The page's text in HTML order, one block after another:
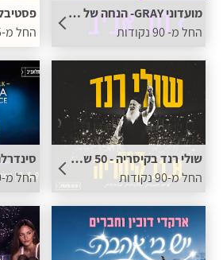
מועדוני GRAY- הנחה של 50 ש"ח לכרטיס למגוון המופעים בתוספת נקודות
החל מ- 90 נקודות
החל מ-85 נקודות
שולי רנד בקיסריה - 50 ש"ח הנחה בתוספת נקודות
החל מ-90 נקודות
החל מ-100 נקודות